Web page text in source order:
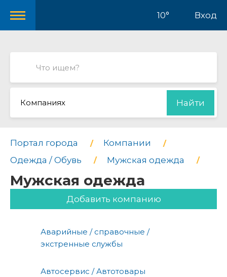
10° Вход
Компаниях Найти
Портал города
Компании
Одежда / Обувь
Мужская одежда
Мужская одежда
Добавить компанию
Аварийные / справочные /
экстренные службы
Автосервис / Автотовары